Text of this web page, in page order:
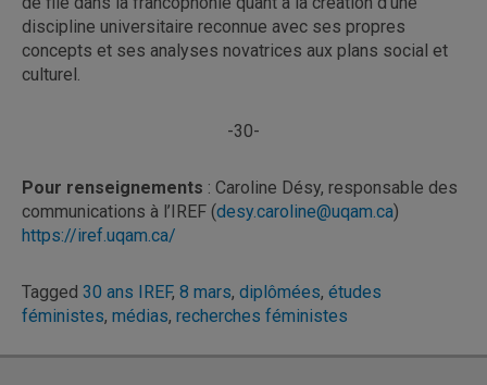
discipline universitaire reconnue avec ses propres
concepts et ses analyses novatrices aux plans social et
culturel.
-30-
Pour renseignements : Caroline Désy, responsable des
communications à l’IREF (desy.caroline@uqam.ca)
https://iref.uqam.ca/
Tagged 30 ans IREF, 8 mars, diplômées, études
féministes, médias, recherches féministes